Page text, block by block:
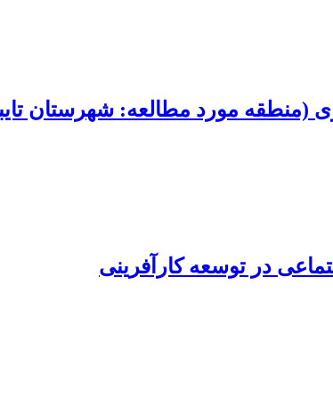
(منطقه مورد مطالعه: شهرستان
در توسعه کارآفرینی